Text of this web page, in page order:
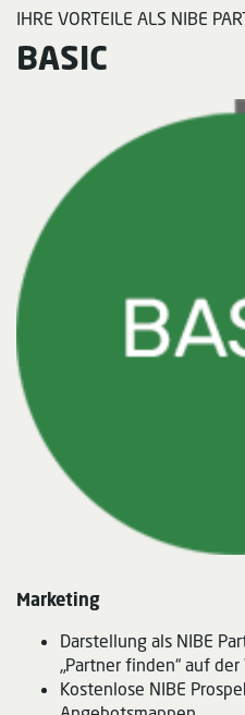
IHRE VORTEILE ALS NIBE
BASIC
Marketing
Darstellung als NIBE
„Partner finden“ auf der
Kostenlose NIBE